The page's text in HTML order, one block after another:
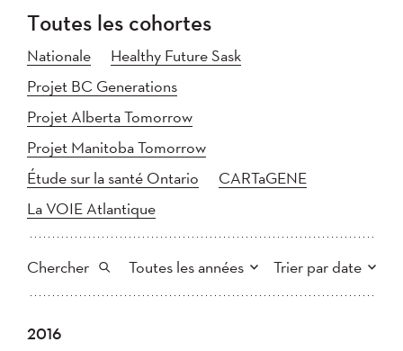
Toutes les cohortes
Nationale
Healthy Future Sask
Projet BC Generations
Projet Alberta Tomorrow
Projet Manitoba Tomorrow
Étude sur la santé Ontario
CARTaGENE
La VOIE Atlantique
Chercher Toutes les années Trier par date
Tout
Plus récent au plus ancien
2016